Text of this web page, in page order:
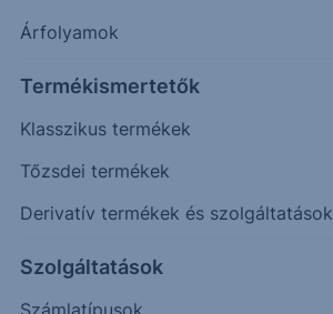
Árfolyamok
Termékismertetők
Klasszikus termékek
Tőzsdei termékek
Derivatív termékek és szolgáltatások
Szolgáltatások
Számlatípusok
Timeframe Irány
Napos